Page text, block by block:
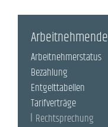
Arbeitnehmende
Arbeitnehmerstatus
Bezahlung
Entgelttabellen
Tarifverträge
Rechtsprechung